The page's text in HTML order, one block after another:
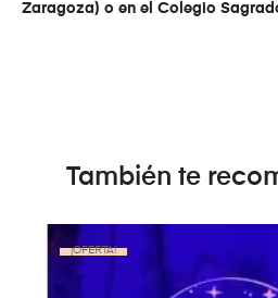
Zaragoza) o en el Colegio
También te
¡OFERTA!